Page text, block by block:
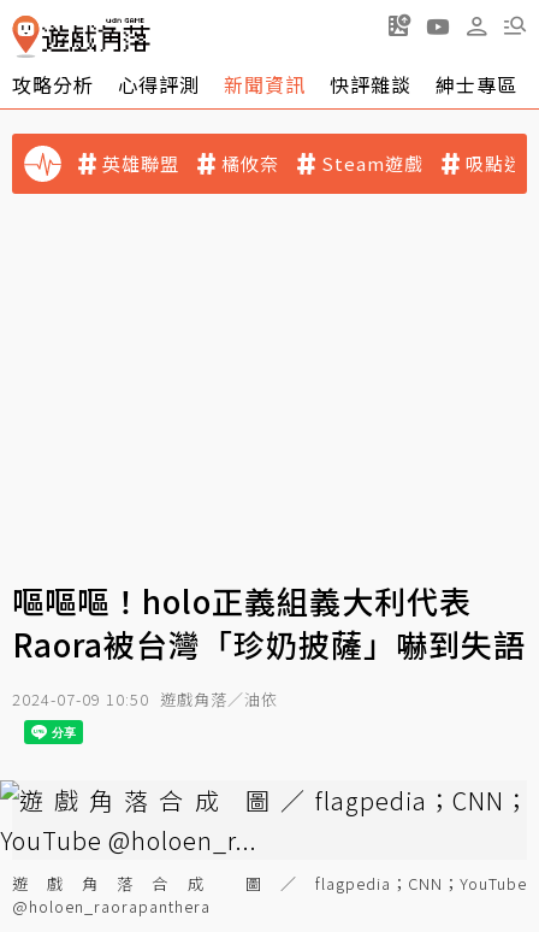
攻略分析 心得評測 新聞資訊 快評雜談 紳士專區
英雄聯盟 橘攸奈 Steam遊戲 吸點迷
嘔嘔嘔！holo正義組義大利代表
Raora被台灣「珍奶披薩」嚇到失語
2024-07-09 10:50 遊戲角落／油依
遊戲角落合成 圖／flagpedia；CNN；YouTube
@holoen_raorapanthera